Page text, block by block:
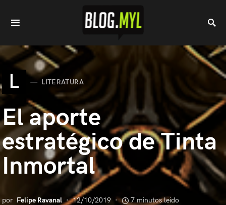
L LITERATURA
El aporte
estratégico de Tinta
Inmortal
por Felipe Ravanal 12/10/2019 7 minutos leido